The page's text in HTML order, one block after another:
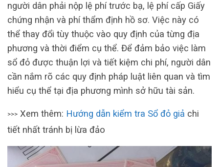
người dân phải nộp lệ phí trước bạ, lệ phí cấp Giấy
chứng nhận và phí thẩm định hồ sơ. Việc này có
thể thay đổi tùy thuộc vào quy định của từng địa
phương và thời điểm cụ thể. Để đảm bảo việc làm
sổ đỏ được thuận lợi và tiết kiệm chi phí, người dân
cần nắm rõ các quy định pháp luật liên quan và tìm
hiểu cụ thể tại địa phương mình sở hữu tài sản.
>>> Xem thêm: Hướng dẫn kiểm tra Sổ đỏ giả chi
tiết nhất tránh bị lừa đảo